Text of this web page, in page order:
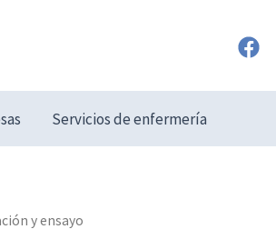
Servicios de enfermería
y ensayo